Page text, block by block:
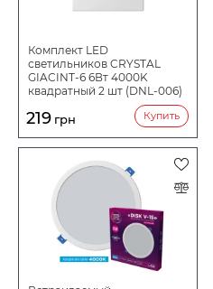
Комплект LED
светильников CRYSTAL
GIACINT-6 6Вт 4000K
квадратный 2 шт (DNL-006)
219 грн Купить